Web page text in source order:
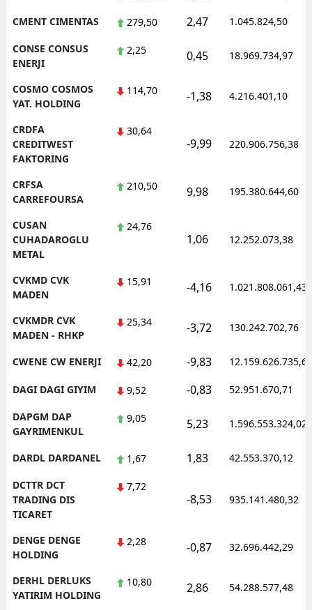
CMENT CIMENTAS 279,50 2,47 1.045.824,50
CONSE CONSUS
ENERJI
2,25 0,45 18.969.734,97
COSMO COSMOS
YAT. HOLDING
114,70 -1,38 4.216.401,10
CRDFA
CREDITWEST
FAKTORING
30,64
-9,99 220.906.756,38
CRFSA
CARREFOURSA
210,50 9,98 195.380.644,60
CUSAN
CUHADAROGLU
METAL
24,76
1,06 12.252.073,38
CVKMD CVK
MADEN
15,91 -4,16 1.021.808.061,43
CVKMDR CVK
MADEN - RHKP
25,34 -3,72 130.242.702,76
CWENE CW ENERJI 42,20 -9,83 12.159.626.735,62
DAGI DAGI GIYIM 9,52 -0,83 52.951.670,71
DAPGM DAP
GAYRIMENKUL
9,05 5,23 1.596.553.324,02
DARDL DARDANEL 1,67 1,83 42.553.370,12
DCTTR DCT
TRADING DIS
TICARET
7,72
-8,53 935.141.480,32
DENGE DENGE
HOLDING
2,28 -0,87 32.696.442,29
DERHL DERLUKS
YATIRIM HOLDING
10,80 2,86 54.288.577,48